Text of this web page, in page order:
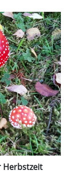
Herbstzeit